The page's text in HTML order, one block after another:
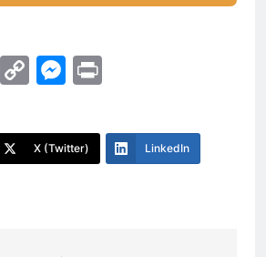
WhatsApp
CopyMessenger
X (Twitter) LinkedIn